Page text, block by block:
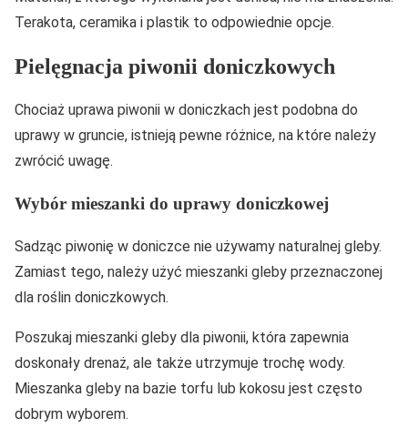
Terakota, ceramika i plastik to odpowiednie opcje.
Pielęgnacja piwonii doniczkowych
Chociaż uprawa piwonii w doniczkach jest podobna do
uprawy w gruncie, istnieją pewne różnice, na które należy
zwrócić uwagę.
Wybór mieszanki do uprawy doniczkowej
Sadząc piwonię w doniczce nie używamy naturalnej gleby.
Zamiast tego, należy użyć mieszanki gleby przeznaczonej
dla roślin doniczkowych.
Poszukaj mieszanki gleby dla piwonii, która zapewnia
doskonały drenaż, ale także utrzymuje trochę wody.
Mieszanka gleby na bazie torfu lub kokosu jest często
dobrym wyborem.